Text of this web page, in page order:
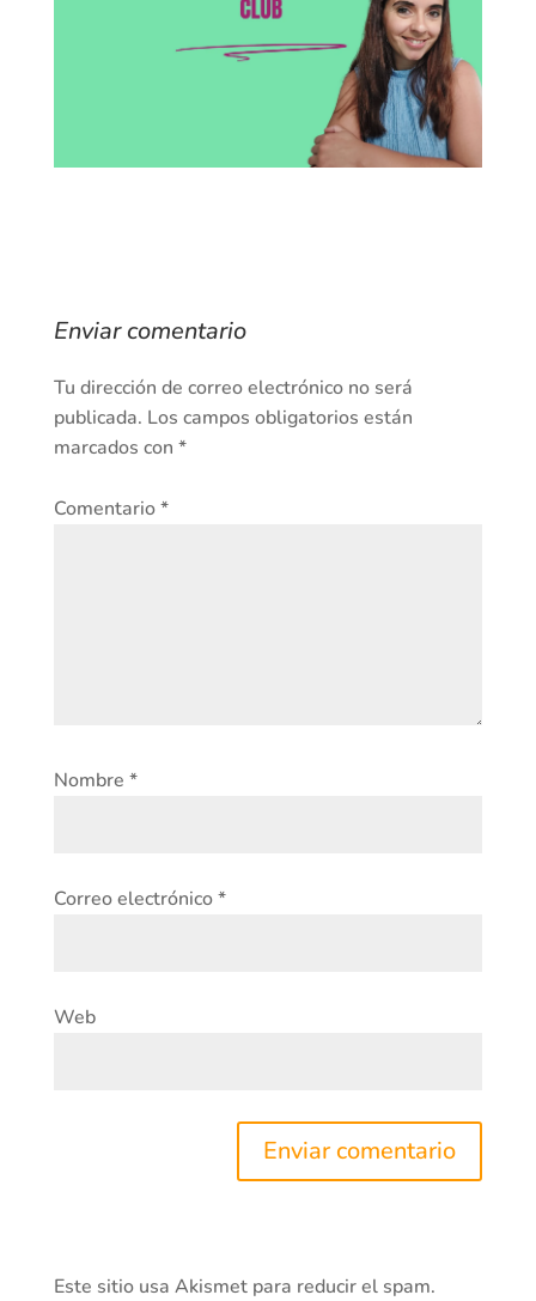
Enviar comentario
Tu dirección de correo electrónico no será
publicada. Los campos obligatorios están
marcados con *
Comentario*
Nombre *
Correo electrónico*
Web
Este sitio usa Akismet para reducir el spam.